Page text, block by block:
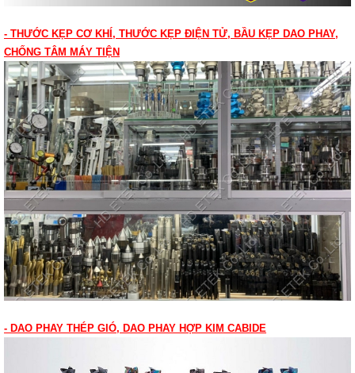
- THƯỚC KẸP CƠ KHÍ, THƯỚC KẸP ĐIỆN TỬ, BẦU KẸP DAO PHAY,
CHỐNG TÂM MÁY TIỆN
- DAO PHAY THÉP GIÓ, DAO PHAY HỢP KIM CABIDE